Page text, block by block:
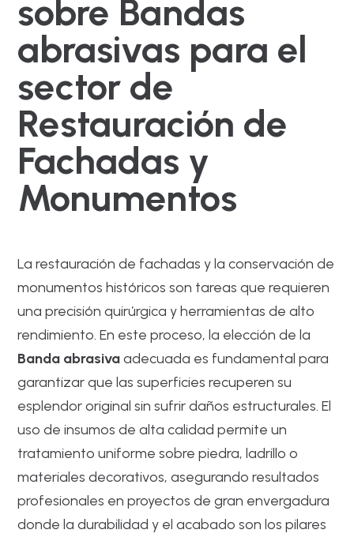
sobre Bandas
abrasivas para el
sector de
Restauración de
Fachadas y
Monumentos
La restauración de fachadas y la conservación de
monumentos históricos son tareas que requieren
una precisión quirúrgica y herramientas de alto
rendimiento. En este proceso, la elección de la
Banda abrasivaadecuada es fundamental para
garantizar que las superficies recuperen su
esplendor original sin sufrir daños estructurales. El
uso de insumos de alta calidad permite un
tratamiento uniforme sobre piedra, ladrillo o
materiales decorativos, asegurando resultados
profesionales en proyectos de gran envergadura
donde la durabilidad y el acabado son los pilares